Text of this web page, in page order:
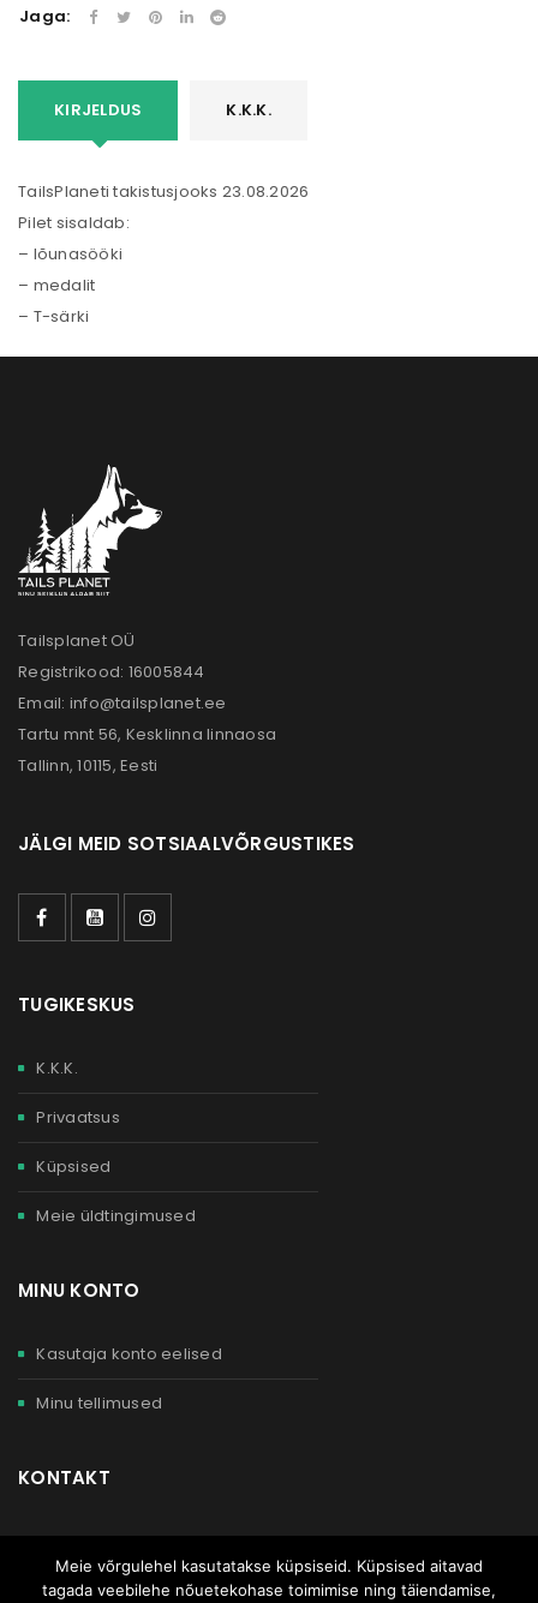
Jaga:
KIRJELDUS K.K.K.
TailsPlaneti takistusjooks 23.08.2026
Pilet sisaldab:
– lõunasööki
– medalit
– T-särki
Tailsplanet OÜ
Registrikood: 16005844
Email: info@tailsplanet.ee
Tartu mnt 56, Kesklinna linnaosa
Tallinn, 10115, Eesti
JÄLGI MEID SOTSIAALVÕRGUSTIKES
TUGIKESKUS
K.K.K.
Privaatsus
Küpsised
Meie üldtingimused
MINU KONTO
Kasutaja konto eelised
Minu tellimused
KONTAKT
Meist
1×1 videokonsultatsioon
Meie võrgulehel kasutatakse küpsiseid. Küpsised aitavad
tagada veebilehe nõuetekohase toimimise ning täiendamise,